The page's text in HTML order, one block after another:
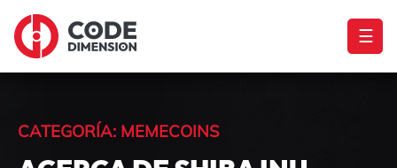
☰
CATEGORÍA: MEMECOINS